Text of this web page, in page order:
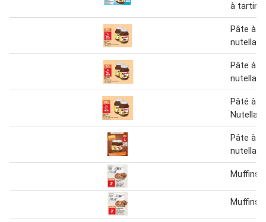
à
Pâte à
nutella
Pâte à
nutella
Pâté à
Nutella
Pâte à
nutella
Muffins
Muffins